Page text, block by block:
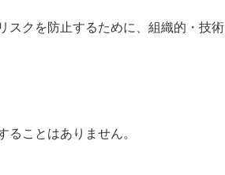
スクを防止するために、組織的・技術
ことはありません。